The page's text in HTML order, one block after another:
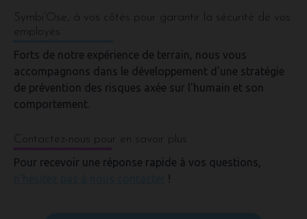
Symbi’Ose, à vos côtés pour garantir la sécurité de vos
employés
Forts de notre expérience de terrain, nous vous
accompagnons dans le développement d'une stratégie
de prévention des risques axée sur l'humain et son
comportement.
Contactez-nous pour en savoir plus
Pour recevoir une réponse rapide à vos questions,
!